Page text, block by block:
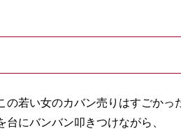
若い女のカバン売りはすごかっ
にバンバン叩きつけながら、